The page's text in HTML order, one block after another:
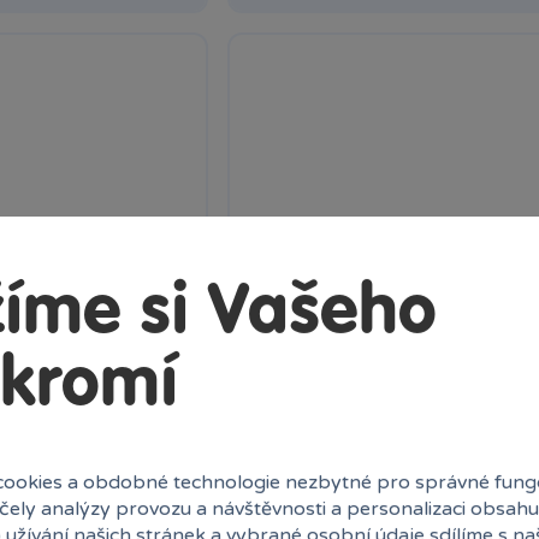
499 Kč
Klub:484 Kč Sklademonline Klub:
si Vašeho
a obdobné technologie nezbytné pro správné
analýzy provozu a návštěvnosti a personalizaci